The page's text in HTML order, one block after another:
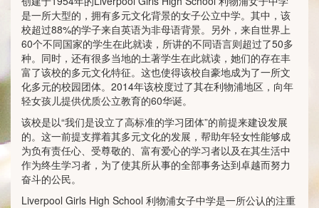
是一所大型的，拥有多元文化背景的女子公立中学。其中，该
校超过88%的学子来自英语为非母语背景。另外，来自世界上
60个不同国家的学生在此就读，所讲的不同语言则超过了50多
种。同时，还有很多当地的土著学生在此就读，她们的存在丰
富了该校的多元文化特征。这也使得该校自豪地成为了一所文
化多元的校园团体。2014年该校度过了其在利物浦地区，向年
轻女孩儿提供优质公立教育的60华诞。
该校是以“我们是设立了高标准的学习团体”的前提来建设发展
的。这一前提支撑着其多元文化的发展，帮助年轻女性能够成
为负有责任心、受尊敬的、富有爱心的学习者以及在其生活中
作为终生学习者，为了使其所从事的全部事务达到卓越而努力
奋斗的公民。
Liverpool Girls High School 利物浦女子中学是一所公认的注重